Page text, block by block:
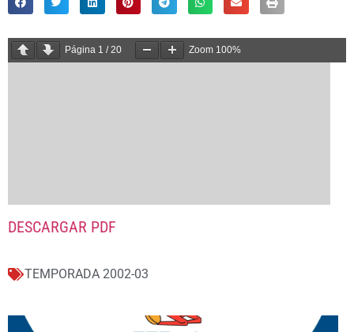
Página 1 /20 Zoom 100%
DESCARGAR PDF
TEMPORADA 2002-03